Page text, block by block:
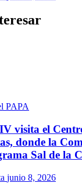
PAPA
visita el
donde la
Sal de la
junio 8, 2026